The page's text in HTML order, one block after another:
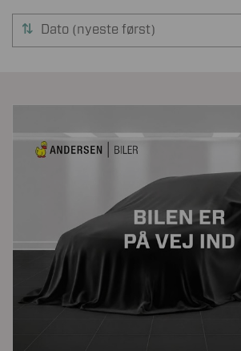
Dato (nyeste først)